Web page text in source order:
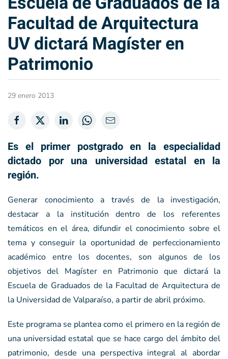
Facultad de Arquitectura
UV dictará Magíster en
Patrimonio
29 enero 2013
Es el primer postgrado en la especialidad
dictado por una universidad estatal en la
región.
Generar conocimiento a través de la investigación,
destacar a la institución dentro de los referentes
temáticos en el área, difundir el conocimiento sobre el
tema y conseguir la oportunidad de perfeccionamiento
académico entre los docentes, son algunos de los
objetivos del Magíster en Patrimonio que dictará la
Escuela de Graduados de la Facultad de Arquitectura de
la Universidad de Valparaíso, a partir de abril próximo.
Este programa se plantea como el primero en la región de
una universidad estatal que se hace cargo del ámbito del
patrimonio, desde una perspectiva integral al abordar